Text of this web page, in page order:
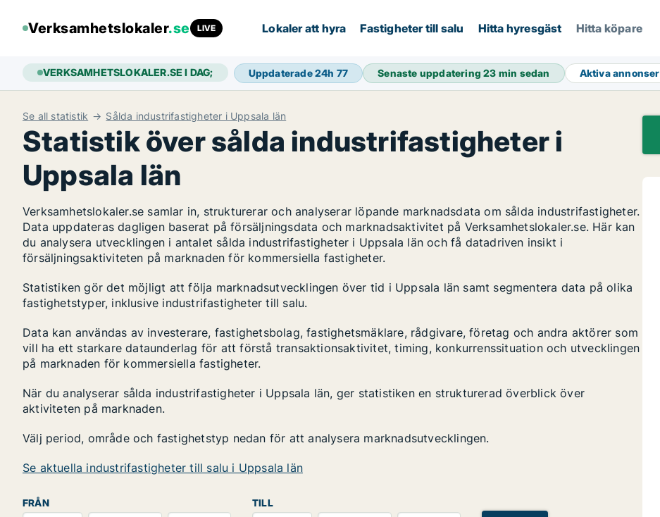
Verksamhetslokaler.se LIVE Lokaler att hyra Fastigheter till salu Hitta hyresgäst Hitta köpare
VERKSAMHETSLOKALER.SE I DAG; Uppdaterade 24h 77 Senaste uppdatering23 min sedan Aktiva annonser
Se all statistik Sålda industrifastigheter i Uppsala län
Statistik över sålda industrifastigheter i
Uppsala län
Verksamhetslokaler.se samlar in, strukturerar och analyserar löpande marknadsdata om sålda industrifastigheter.
Data uppdateras dagligen baserat på försäljningsdata och marknadsaktivitet på Verksamhetslokaler.se. Här kan
du analysera utvecklingen i antalet sålda industrifastigheter i Uppsala län och få datadriven insikt i
försäljningsaktiviteten på marknaden för kommersiella fastigheter.
Statistiken gör det möjligt att följa marknadsutvecklingen över tid i Uppsala län samt segmentera data på olika
fastighetstyper, inklusive industrifastigheter till salu.
Data kan användas av investerare, fastighetsbolag, fastighetsmäklare, rådgivare, företag och andra aktörer som
vill ha ett starkare dataunderlag för att förstå transaktionsaktivitet, timing, konkurrenssituation och utvecklingen
på marknaden för kommersiella fastigheter.
När du analyserar sålda industrifastigheter i Uppsala län, ger statistiken en strukturerad överblick över
aktiviteten på marknaden.
Välj period, område och fastighetstyp nedan för att analysera marknadsutvecklingen.
Se aktuella industrifastigheter till salu i Uppsala län
FRÅN TILL